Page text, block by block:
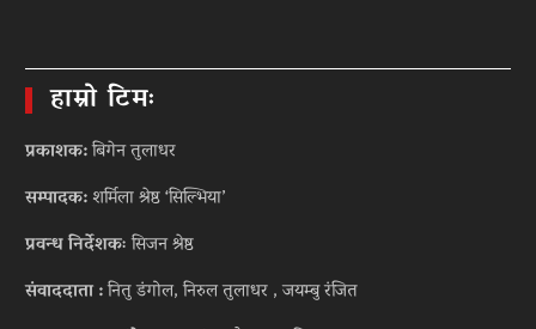
हाम्रो टिमः
प्रकाशक:बिगेन तुलाधर
सम्पादक:शर्मिला श्रेष्ठ ‘सिल्भिया’
प्रवन्ध निर्देशकःसिजन श्रेष्ठ
संवाददाता :नितु डंगोल, निरुल तुलाधर , जयम्बु रंजित